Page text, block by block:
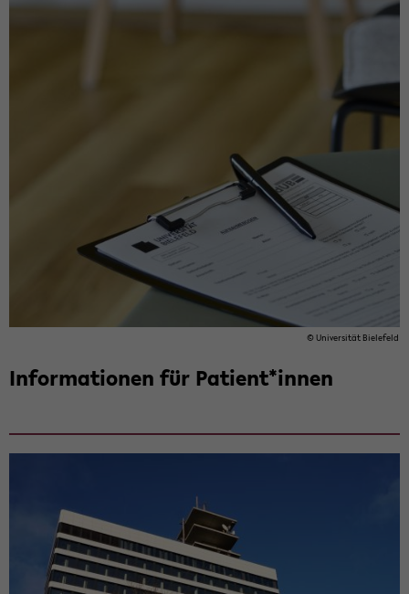
© Uni­ver­si­tät Bie­le­feld
In­for­ma­tio­nen für Pa­ti­ent*innen